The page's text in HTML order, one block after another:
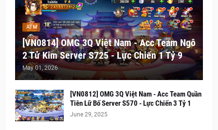
ATM
[VN0814] OMG 3Q Việt Nam - Acc Team Ngô
2 Tử Kim Server S725 - Lực Chiến 1 Tỷ 9
May 01, 2026
[VN0812] OMG 3Q Việt Nam - Acc Team Quần
Tiên Lữ Bố Server S570 - Lực Chiến 3 Tỷ 1
June 29, 2025